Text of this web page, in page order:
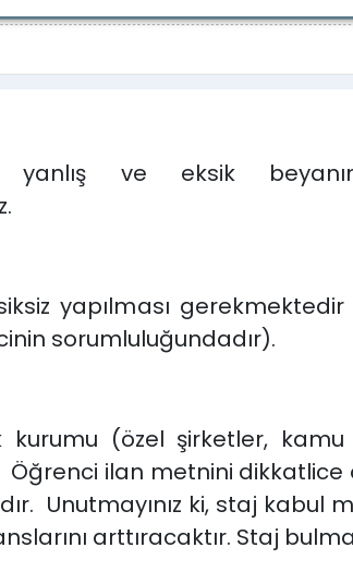
yanlış ve eksik
yapılması
sorumluluğundadır).
(özel şirketler,
ilan metnini
Unutmayınız ki, staj kabul
arttıracaktır. Staj